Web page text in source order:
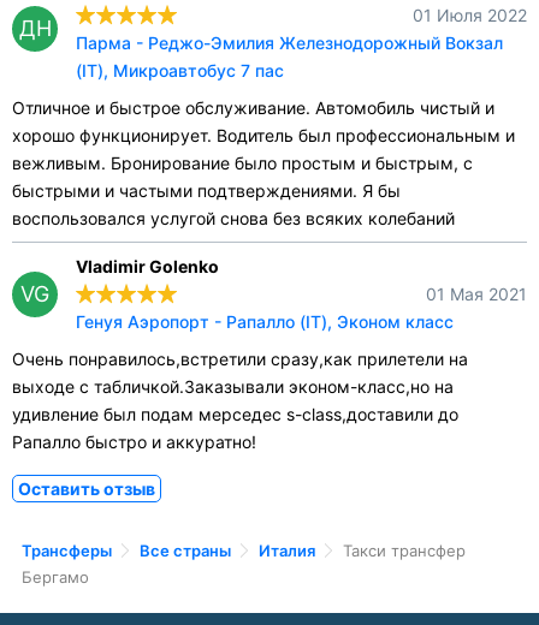
ДН
01 Июля 2022
Парма - Реджо-Эмилия Железнодорожный Вокзал
(IT), Микроавтобус 7 пас
Отличное и быстрое обслуживание. Автомобиль чистый и
хорошо функционирует. Водитель был профессиональным и
вежливым. Бронирование было простым и быстрым, с
быстрыми и частыми подтверждениями. Я бы
воспользовался услугой снова без всяких колебаний
VG
Vladimir Golenko
01 Мая 2021
Генуя Аэропорт - Рапалло (IT), Эконом класс
Очень понравилось,встретили сразу,как прилетели на
выходе с табличкой.Заказывали эконом-класс,но на
удивление был подам мерседес s-class,доставили до
Рапалло быстро и аккуратно!
Оставить отзыв
Трансферы Все страны Италия
Такси трансфер
Бергамо